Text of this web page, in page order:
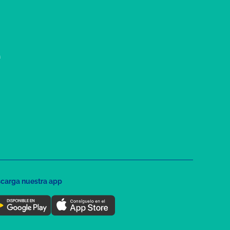
nuestra app